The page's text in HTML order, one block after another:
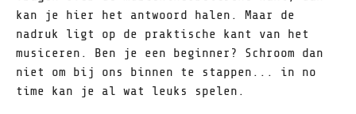
kan je hier het antwoord halen. Maar de
nadruk ligt op de praktische kant van het
musiceren. Ben je een beginner? Schroom dan
niet om bij ons binnen te stappen... in no
time kan je al wat leuks spelen.